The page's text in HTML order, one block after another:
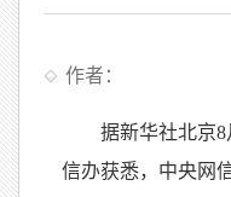
作者：
据新华社北京8
信办获悉，中央网